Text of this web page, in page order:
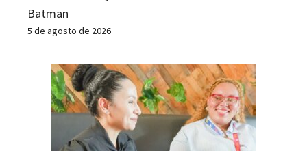
Batman
5 de agosto de 2026